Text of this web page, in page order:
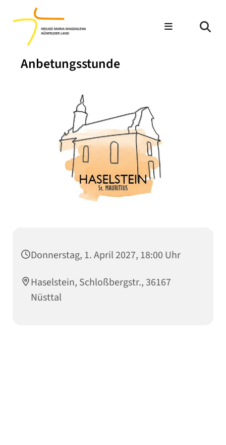
Anbetungsstunde
Donnerstag, 1. April 2027, 18:00 Uhr
Haselstein, Schloßbergstr., 36167
Nüsttal